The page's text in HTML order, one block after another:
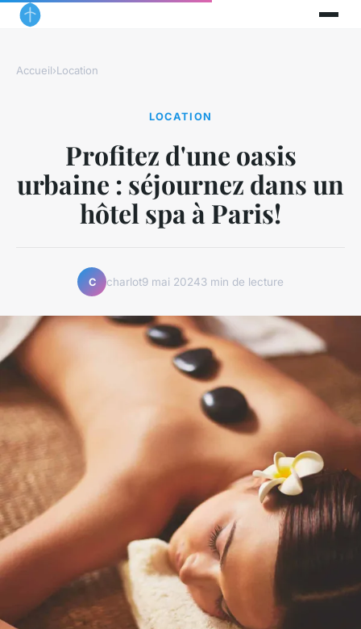
Accueil›Location
LOCATION
Profitez d'une oasis
urbaine : séjournez dans un
hôtel spa à Paris!
C charlot9 mai 20243 min de lecture